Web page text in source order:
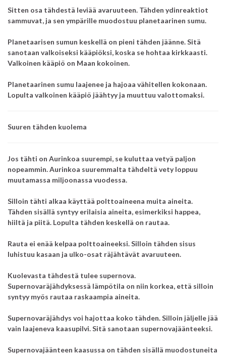
Sitten osa tähdestä leviää avaruuteen. Tähden ydinreaktiot
sammuvat, ja sen ympärille muodostuu planetaarinen sumu.
Planetaarisen sumun keskellä on pieni tähden jäänne. Sitä
sanotaan valkoiseksi kääpiöksi, koska se hohtaa kirkkaasti.
Valkoinen kääpiö on Maan kokoinen.
Planetaarinen sumu laajenee ja hajoaa vähitellen kokonaan.
Lopulta valkoinen kääpiö jäähtyy ja muuttuu valottomaksi.
Suuren tähden kuolema
Jos tähti on Aurinkoa suurempi, se kuluttaa vetyä paljon
nopeammin. Aurinkoa suuremmalta tähdeltä vety loppuu
muutamassa miljoonassa vuodessa.
Silloin tähti alkaa käyttää polttoaineena muita aineita.
Tähden sisällä syntyy erilaisia aineita, esimerkiksi happea,
hiiltä ja piitä. Lopulta tähden keskellä on rautaa.
Rauta ei enää kelpaa polttoaineeksi. Silloin tähden sisus
luhistuu kasaan ja ulko-osat räjähtävät avaruuteen.
Kuolevasta tähdestä tulee supernova.
Supernovaräjähdyksessä lämpötila on niin korkea, että silloin
syntyy myös rautaa raskaampia aineita.
Supernovaräjähdys voi hajottaa koko tähden. Silloin jäljelle jää
vain laajeneva kaasupilvi. Sitä sanotaan supernovajäänteeksi.
Supernovajäänteen kaasussa on tähden sisällä muodostuneita